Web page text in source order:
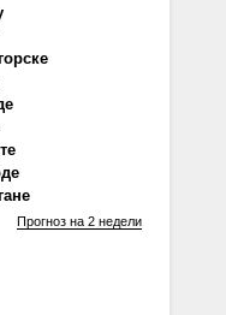
Прогноз на 2 недели